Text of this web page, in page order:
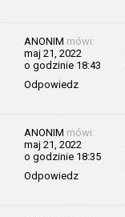
ANONIM mówi:
maj 21, 2022
o godzinie 18:43
Odpowiedz
ANONIM mówi:
maj 21, 2022
o godzinie 18:35
Odpowiedz